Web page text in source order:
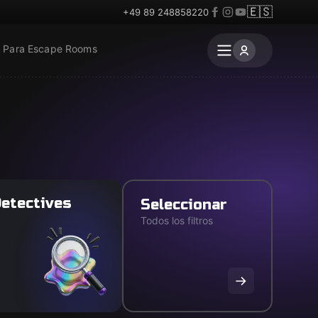
+49 89 248858220 🇪🇸
Para Escape Rooms
Seleccionar
Todos los filtros